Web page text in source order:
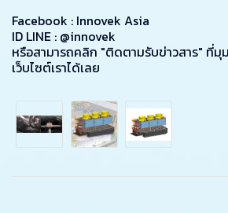
Facebook : Innovek Asia
ID LINE : @innovek
หรือสามารถคลิก "ติดตามรับข่าวสาร" ที่มุ
เว็บไซต์เราได้เลย